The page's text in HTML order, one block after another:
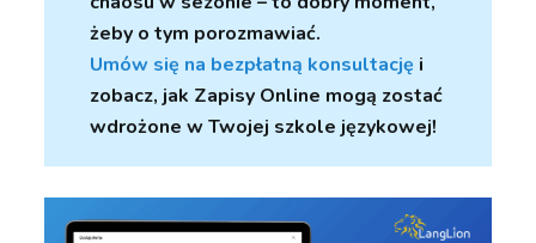
żeby o tym porozmawiać.
Umów się na bezpłatną konsultację i
zobacz, jak Zapisy Online mogą zostać
wdrożone w Twojej szkole językowej!